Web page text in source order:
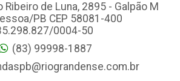
Ribeiro de Luna, 2895 - Galpão M
PB CEP 58081-400
0004-50
(83) 99998-1887